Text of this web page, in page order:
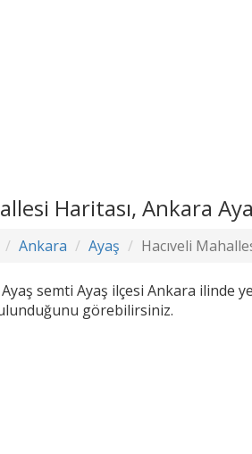
Haritası, Ankara
Ankara Ayaş Hacıveli
semti Ayaş ilçesi Ankara ilinde
görebilirsiniz.